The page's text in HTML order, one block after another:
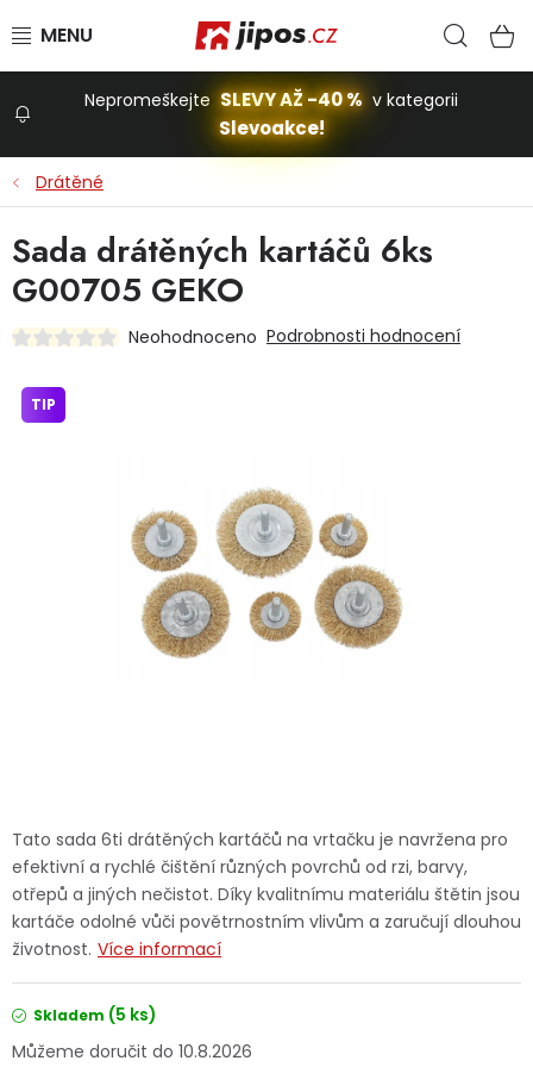
Stavba a dům
Dětská hřiště
Autodoplňky
Fotovoltaika
Výprodej
Značky
Nepromeškejte SLEVY AŽ -40 % v kategorii
Slevoakce!
Drátěné
Tato sada 6ti drátěných kartáčů na vrtačku je navržena pro
efektivní a rychlé čištění různých povrchů od rzi, barvy,
otřepů a jiných nečistot. Díky kvalitnímu materiálu štětin jsou
kartáče odolné vůči povětrnostním vlivům a zaručují dlouhou
životnost. Více informací
Skladem (5 ks)
10.8.2026
Sada drátěných kartáčů 6ks
G00705 GEKO
Neohodnoceno Podrobnosti hodnocení
TIP